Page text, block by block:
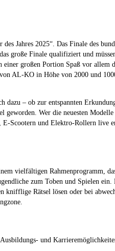
Jahres 2025“. Das Finale des
große Finale qualifiziert und
einer großen Portion Spaß vor
AL-KO in Höhe von 2000 und
dazu – ob zur entspannten
Wer die neuesten
Scootern und Elektro-Rollern live
vielfältigen Rahmenprogramm,
zum Toben und Spielen
knifflige Rätsel lösen oder bei
und